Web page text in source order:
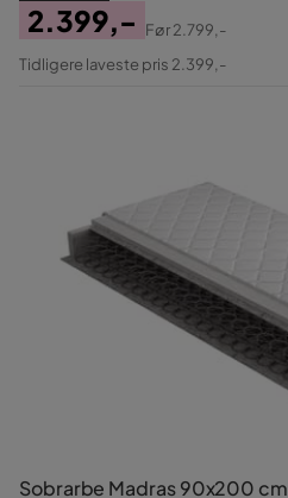
Pris
2.399,-
Original
Før2.799,-
Tidligere laveste pris 2.399,-
Sobrarbe Madras 90x200 cm